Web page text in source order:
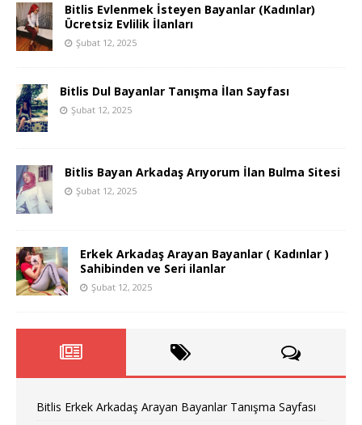
Bitlis Evlenmek İsteyen Bayanlar (Kadınlar)
Ücretsiz Evlilik İlanları
Şubat 12, 2025
Bitlis Dul Bayanlar Tanışma İlan Sayfası
Şubat 12, 2025
Bitlis Bayan Arkadaş Arıyorum İlan Bulma Sitesi
Şubat 12, 2025
Erkek Arkadaş Arayan Bayanlar ( Kadınlar )
Sahibinden ve Seri ilanlar
Şubat 12, 2025
Bitlis Erkek Arkadaş Arayan Bayanlar Tanışma Sayfası